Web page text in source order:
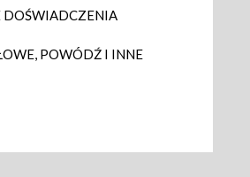
DOŚWIADCZENIA
POWÓDŹ I INNE